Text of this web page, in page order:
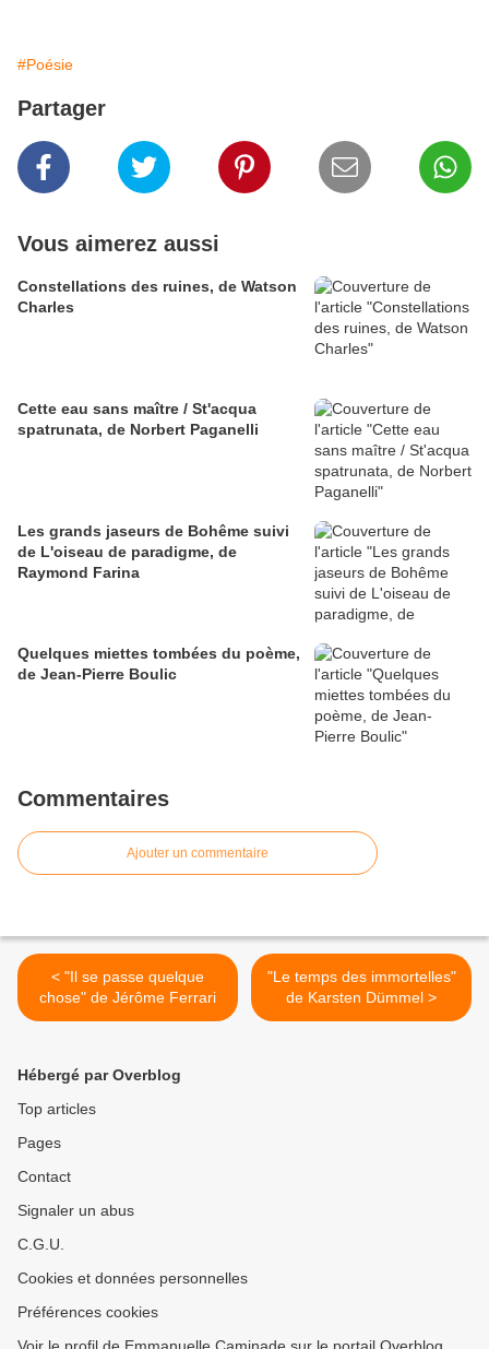
#Poésie
Partager
Vous aimerez aussi
Constellations des ruines, de Watson
Charles
Cette eau sans maître / St'acqua
spatrunata, de Norbert Paganelli
Les grands jaseurs de Bohême suivi
de L'oiseau de paradigme, de
Raymond Farina
Quelques miettes tombées du poème,
de Jean-Pierre Boulic
Commentaires
Ajouter un commentaire
< "Il se passe quelque
chose" de Jérôme Ferrari
"Le temps des immortelles"
de Karsten Dümmel >
Hébergé par Overblog
Top articles
Pages
Contact
Signaler un abus
C.G.U.
Cookies et données personnelles
Préférences cookies